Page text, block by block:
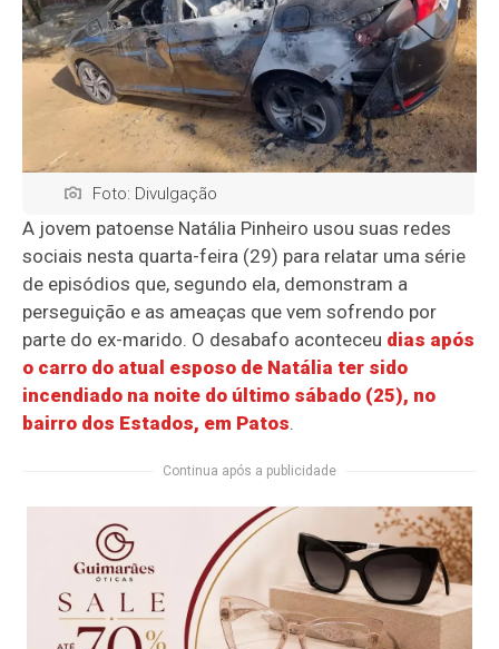
Foto: Divulgação
A jovem patoense Natália Pinheiro usou suas redes
sociais nesta quarta-feira (29) para relatar uma série
de episódios que, segundo ela, demonstram a
perseguição e as ameaças que vem sofrendo por
parte do ex-marido. O desabafo aconteceu dias após
o carro do atual esposo de Natália ter sido
incendiado na noite do último sábado (25), no
bairro dos Estados, em Patos.
Continua após a publicidade